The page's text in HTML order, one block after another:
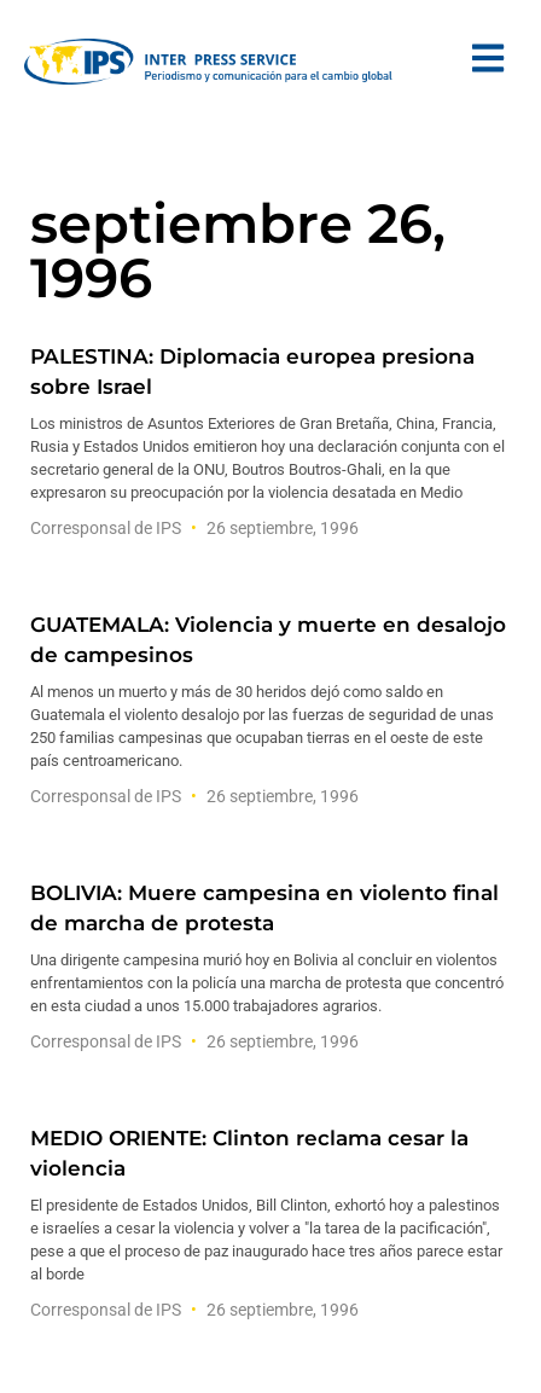
septiembre 26,
1996
PALESTINA: Diplomacia europea presiona
sobre Israel
Los ministros de Asuntos Exteriores de Gran Bretaña, China, Francia,
Rusia y Estados Unidos emitieron hoy una declaración conjunta con el
secretario general de la ONU, Boutros Boutros-Ghali, en la que
expresaron su preocupación por la violencia desatada en Medio
Corresponsal de IPS 26 septiembre, 1996
GUATEMALA: Violencia y muerte en desalojo
de campesinos
Al menos un muerto y más de 30 heridos dejó como saldo en
Guatemala el violento desalojo por las fuerzas de seguridad de unas
250 familias campesinas que ocupaban tierras en el oeste de este
país centroamericano.
Corresponsal de IPS 26 septiembre, 1996
BOLIVIA: Muere campesina en violento final
de marcha de protesta
Una dirigente campesina murió hoy en Bolivia al concluir en violentos
enfrentamientos con la policía una marcha de protesta que concentró
en esta ciudad a unos 15.000 trabajadores agrarios.
Corresponsal de IPS 26 septiembre, 1996
MEDIO ORIENTE: Clinton reclama cesar la
violencia
El presidente de Estados Unidos, Bill Clinton, exhortó hoy a palestinos
e israelíes a cesar la violencia y volver a "la tarea de la pacificación",
pese a que el proceso de paz inaugurado hace tres años parece estar
al borde
Corresponsal de IPS 26 septiembre, 1996